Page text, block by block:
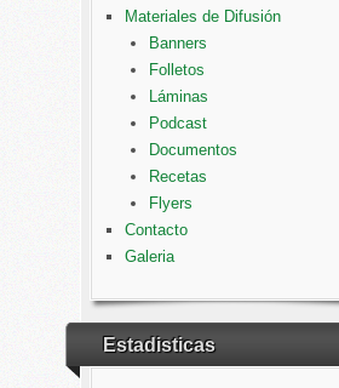
Materiales de Difusión
Banners
Folletos
Láminas
Podcast
Documentos
Recetas
Flyers
Contacto
Galeria
Estadisticas